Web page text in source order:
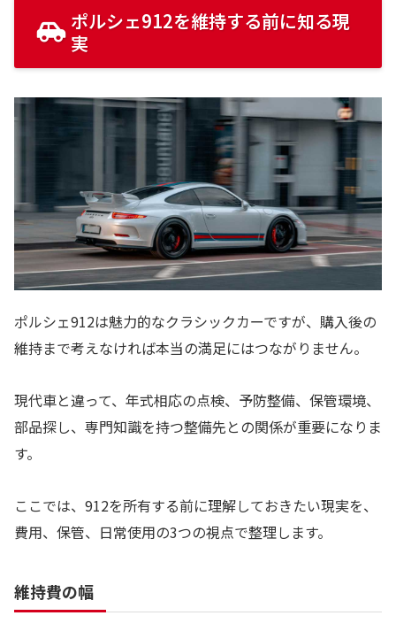
ポルシェ912を維持する前に知る現
実
ポルシェ912は魅力的なクラシックカーですが、購入後の
維持まで考えなければ本当の満足にはつながりません。
現代車と違って、年式相応の点検、予防整備、保管環境、
部品探し、専門知識を持つ整備先との関係が重要になりま
す。
ここでは、912を所有する前に理解しておきたい現実を、
費用、保管、日常使用の3つの視点で整理します。
維持費の幅